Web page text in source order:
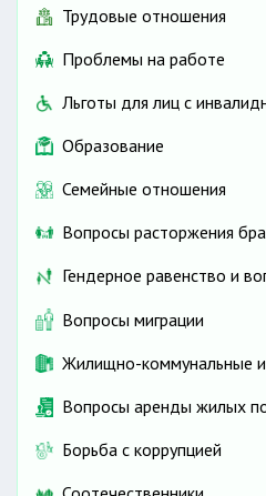
Трудовые отношения
Проблемы на работе
Льготы для лиц с
Образование
Семейные отношения
Вопросы расторжения
Гендерное равенство и
Вопросы миграции
Жилищно-коммунальные
Вопросы аренды жилых
Борьба с коррупцией